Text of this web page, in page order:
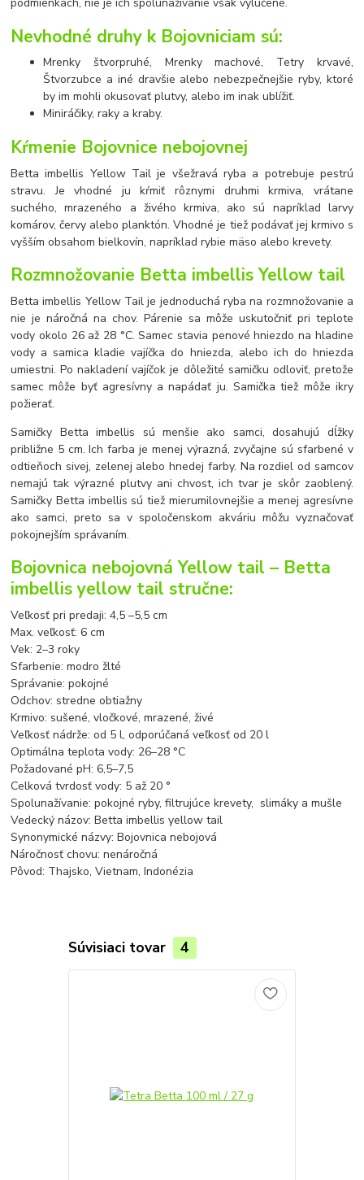
Nevhodné druhy k Bojovniciam sú:
Mrenky štvorpruhé, Mrenky machové, Tetry krvavé,
Štvorzubce a iné dravšie alebo nebezpečnejšie ryby, ktoré
by im mohli okusovať plutvy, alebo im inak ublížiť.
Miniráčiky, raky a kraby.
Kŕmenie Bojovnice nebojovnej
Betta imbellis Yellow Tail je všežravá ryba a potrebuje pestrú
stravu. Je vhodné ju kŕmiť rôznymi druhmi krmiva, vrátane
suchého, mrazeného a živého krmiva, ako sú napríklad larvy
komárov, červy alebo planktón. Vhodné je tiež podávať jej krmivo s
vyšším obsahom bielkovín, napríklad rybie mäso alebo krevety.
Rozmnožovanie Betta imbellis Yellow tail
Betta imbellis Yellow Tail je jednoduchá ryba na rozmnožovanie a
nie je náročná na chov. Párenie sa môže uskutočniť pri teplote
vody okolo 26 až 28 °C. Samec stavia penové hniezdo na hladine
vody a samica kladie vajíčka do hniezda, alebo ich do hniezda
umiestni. Po nakladení vajíčok je dôležité samičku odloviť, pretože
samec môže byť agresívny a napádať ju. Samička tiež môže ikry
požierať.
Samičky Betta imbellis sú menšie ako samci, dosahujú dĺžky
približne 5 cm. Ich farba je menej výrazná, zvyčajne sú sfarbené v
odtieňoch sivej, zelenej alebo hnedej farby. Na rozdiel od samcov
nemajú tak výrazné plutvy ani chvost, ich tvar je skôr zaoblený.
Samičky Betta imbellis sú tiež mierumilovnejšie a menej agresívne
ako samci, preto sa v spoločenskom akváriu môžu vyznačovať
pokojnejším správaním.
Bojovnica nebojovná Yellow tail – Betta
imbellis yellow tail stručne:
Veľkosť pri predaji: 4,5 –5,5 cm
Max. veľkosť: 6 cm
Vek: 2–3 roky
Sfarbenie: modro žlté
Správanie: pokojné
Odchov: stredne obtiažny
Krmivo: sušené, vločkové, mrazené, živé
Veľkosť nádrže: od 5 l, odporúčaná veľkosť od 20 l
Optimálna teplota vody: 26–28 °C
Požadované pH: 6,5–7,5
Celková tvrdosť vody: 5 až 20 °
Spolunažívanie: pokojné ryby, filtrujúce krevety, slimáky a mušle
Vedecký názov: Betta imbellis yellow tail
Synonymické názvy: Bojovnica nebojová
Náročnosť chovu: nenáročná
Pôvod: Thajsko, Vietnam, Indonézia
Súvisiaci tovar 4